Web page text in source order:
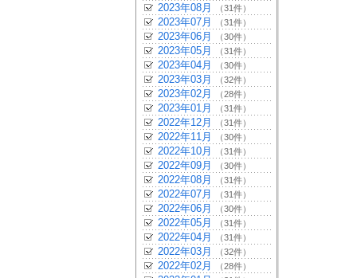
2023年08月 （31件）
2023年07月 （31件）
2023年06月 （30件）
2023年05月 （31件）
2023年04月 （30件）
2023年03月 （32件）
2023年02月 （28件）
2023年01月 （31件）
2022年12月 （31件）
2022年11月 （30件）
2022年10月 （31件）
2022年09月 （30件）
2022年08月 （31件）
2022年07月 （31件）
2022年06月 （30件）
2022年05月 （31件）
2022年04月 （31件）
2022年03月 （32件）
2022年02月 （28件）